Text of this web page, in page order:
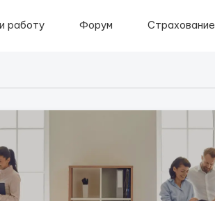
работу Форум Страхование